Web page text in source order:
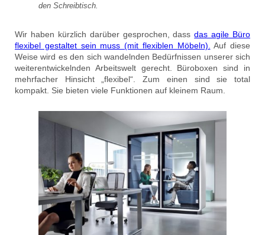
den Schreibtisch.
Wir haben kürzlich darüber gesprochen, dassdas agile Büro
flexibel gestaltet sein muss (mit flexiblen Möbeln).
Auf diese
Weise wird es den sich wandelnden Bedürfnissen unserer sich
weiterentwickelnden Arbeitswelt gerecht. Büroboxen sind in
mehrfacher Hinsicht „flexibel“. Zum einen sind sie total
kompakt. Sie bieten viele Funktionen auf kleinem Raum.